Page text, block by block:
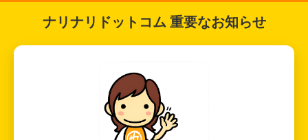
ナリナリドットコム 重要なお知らせ